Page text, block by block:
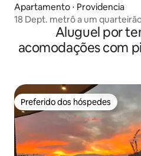
Apartamento ⋅ Providencia
18 Dept. metrô a um
varanda, Wi-FiAluguel por
acomodações com
Preferido dos hóspedes
Preferido dos hóspedes